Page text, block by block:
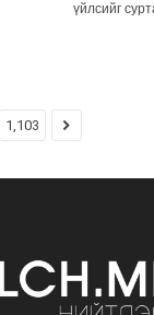
үйлсийг
1,103